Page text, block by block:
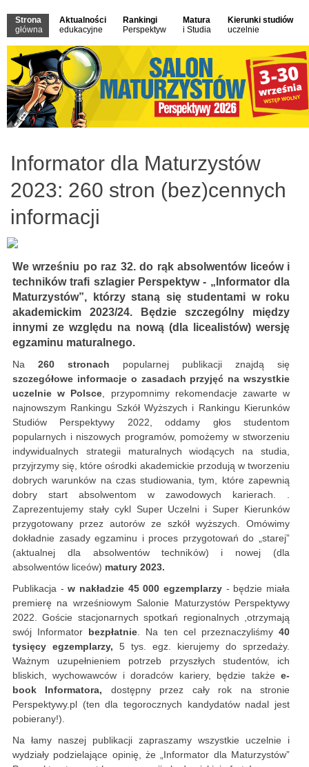
Strona
główna
Aktualności
edukacyjne
Rankingi
Perspektyw
Matura
i Studia
Kierunki studiów
uczelnie
Informator dla Maturzystów
2023: 260 stron (bez)cennych
informacji
We wrześniu po raz 32. do rąk absolwentów liceów i
techników trafi szlagier Perspektyw - „Informator dla
Maturzystów”, którzy staną się studentami w roku
akademickim 2023/24. Będzie szczególny między
innymi ze względu na nową (dla licealistów) wersję
egzaminu maturalnego.
Na 260 stronach popularnej publikacji znajdą się
szczegółowe informacje o zasadach przyjęć na wszystkie
uczelnie w Polsce, przypomnimy rekomendacje zawarte w
najnowszym Rankingu Szkół Wyższych i Rankingu Kierunków
Studiów Perspektywy 2022, oddamy głos studentom
popularnych i niszowych programów, pomożemy w stworzeniu
indywidualnych strategii maturalnych wiodących na studia,
przyjrzymy się, które ośrodki akademickie przodują w tworzeniu
dobrych warunków na czas studiowania, tym, które zapewnią
dobry start absolwentom w zawodowych karierach. .
Zaprezentujemy stały cykl Super Uczelni i Super Kierunków
przygotowany przez autorów ze szkół wyższych. Omówimy
dokładnie zasady egzaminu i proces przygotowań do „starej”
(aktualnej dla absolwentów techników) i nowej (dla
absolwentów liceów) matury 2023.
Publikacja - w nakładzie 45 000 egzemplarzy - będzie miała
premierę na wrześniowym Salonie Maturzystów Perspektywy
2022. Goście stacjonarnych spotkań regionalnych ,otrzymają
swój Informator bezpłatnie. Na ten cel przeznaczyliśmy40
tysięcy egzemplarzy, 5 tys. egz. kierujemy do sprzedaży.
Ważnym uzupełnieniem potrzeb przyszłych studentów, ich
bliskich, wychowawców i doradców kariery, będzie także e-
book Informatora, dostępny przez cały rok na stronie
Perspektywy.pl (ten dla tegorocznych kandydatów nadal jest
pobierany!).
Na łamy naszej publikacji zapraszamy wszystkie uczelnie i
wydziały podzielające opinię, że „Informator dla Maturzystów”